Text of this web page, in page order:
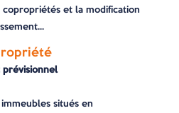
et la modification
situés en